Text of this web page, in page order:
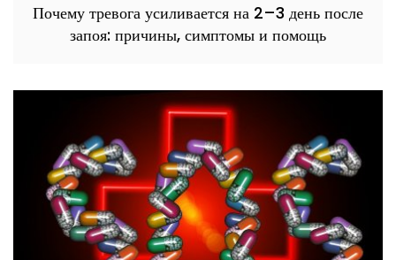
Почему тревога усиливается на 2–3 день после
запоя: причины, симптомы и помощь